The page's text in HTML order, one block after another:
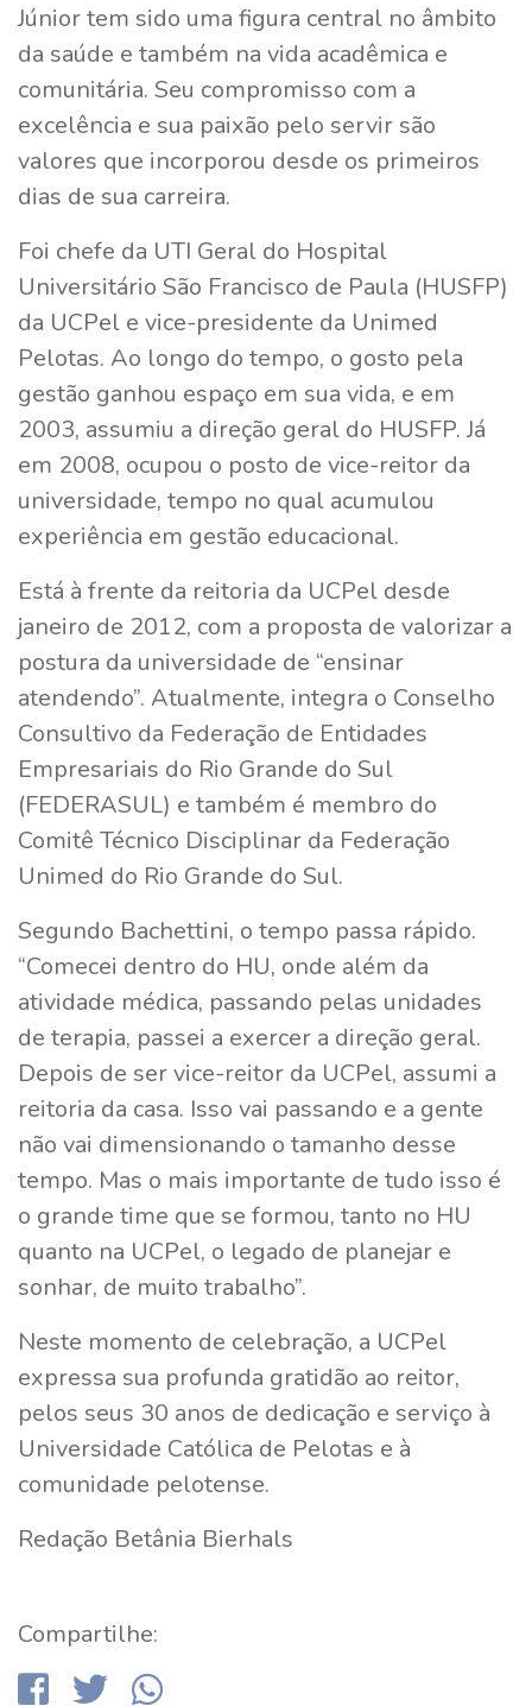
Júnior tem sido uma figura central no âmbito
da saúde e também na vida acadêmica e
comunitária. Seu compromisso com a
excelência e sua paixão pelo servir são
valores que incorporou desde os primeiros
dias de sua carreira.
Foi chefe da UTI Geral do Hospital
Universitário São Francisco de Paula (HUSFP)
da UCPel e vice-presidente da Unimed
Pelotas. Ao longo do tempo, o gosto pela
gestão ganhou espaço em sua vida, e em
2003, assumiu a direção geral do HUSFP. Já
em 2008, ocupou o posto de vice-reitor da
universidade, tempo no qual acumulou
experiência em gestão educacional.
Está à frente da reitoria da UCPel desde
janeiro de 2012, com a proposta de valorizar a
postura da universidade de “ensinar
atendendo”. Atualmente, integra o Conselho
Consultivo da Federação de Entidades
Empresariais do Rio Grande do Sul
(FEDERASUL) e também é membro do
Comitê Técnico Disciplinar da Federação
Unimed do Rio Grande do Sul.
Segundo Bachettini, o tempo passa rápido.
“Comecei dentro do HU, onde além da
atividade médica, passando pelas unidades
de terapia, passei a exercer a direção geral.
Depois de ser vice-reitor da UCPel, assumi a
reitoria da casa. Isso vai passando e a gente
não vai dimensionando o tamanho desse
tempo. Mas o mais importante de tudo isso é
o grande time que se formou, tanto no HU
quanto na UCPel, o legado de planejar e
sonhar, de muito trabalho”.
Neste momento de celebração, a UCPel
expressa sua profunda gratidão ao reitor,
pelos seus 30 anos de dedicação e serviço à
Universidade Católica de Pelotas e à
comunidade pelotense.
Redação Betânia Bierhals
Compartilhe: